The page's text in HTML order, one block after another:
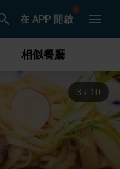
在 APP 開啟
相似餐廳
3 / 10